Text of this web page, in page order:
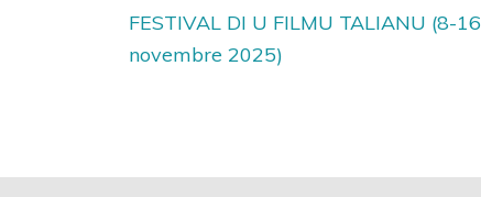
Navigation
de
FESTIVAL DI U FILMU TALIANU (8-16
novembre 2025)